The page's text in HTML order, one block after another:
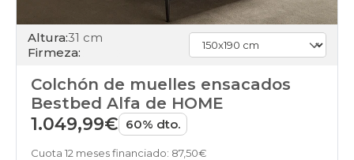
Altura:31 cm
Firmeza:
Colchón de muelles ensacados
Bestbed Alfa de HOME
1.049,99€ 60% dto.
Cuota 12 meses financiado: 87,50€